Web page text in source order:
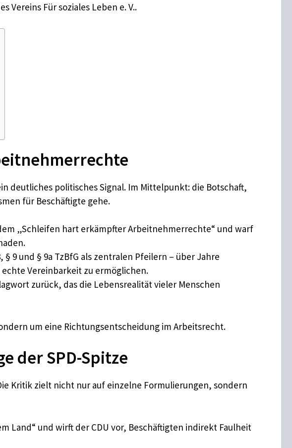
Vereins Für soziales Leben e. V..
deutliches politisches Signal. Im Mittelpunkt: die Botschaft,
für Beschäftigte gehe.
„Schleifen hart erkämpfter Arbeitnehmerrechte“ und warf
9 und § 9a TzBfG als zentralen Pfeilern – über Jahre
Vereinbarkeit zu ermöglichen.
zurück, das die Lebensrealität vieler Menschen
um eine Richtungsentscheidung im Arbeitsrecht.
der SPD-Spitze
Kritik zielt nicht nur auf einzelne Formulierungen, sondern
Land“ und wirft der CDU vor, Beschäftigten indirekt Faulheit